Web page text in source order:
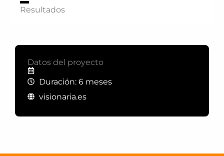
Resultados
Datos del proyecto
Duración: 6 meses
visionaria.es